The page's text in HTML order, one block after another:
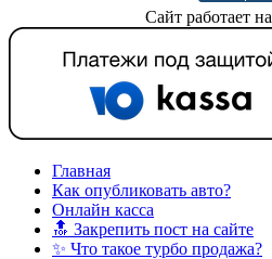
Сайт работает на
Главная
Как опубликовать авто?
Онлайн касса
🔝 Закрепить пост на сайте
✨ Что такое турбо продажа?